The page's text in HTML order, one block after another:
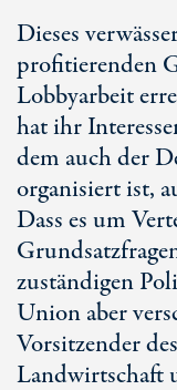
Dieses
profitierenden
Lobbyarbeit
hat ihr
dem auch der
organisiert ist,
Dass es um
zuständigen
Union aber
Vorsitzender
Landwirtschaft